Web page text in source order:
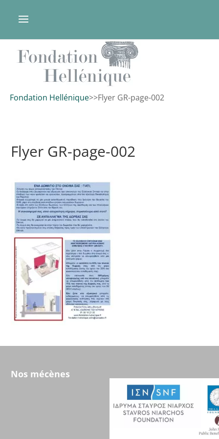
Fondation Hellénique>>Flyer GR-page-002
Flyer GR-page-002
Nos mécènes